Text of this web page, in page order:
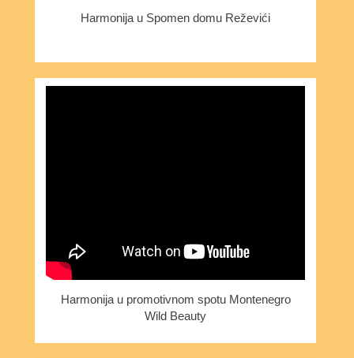
Harmonija u Spomen domu Reževići
Harmonija u promotivnom spotu Montenegro
Wild Beauty